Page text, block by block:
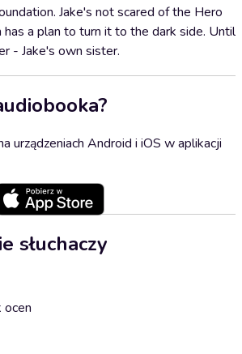
Jake's not scared of the Hero
has a plan to turn it to the dark side. Until
- Jake's own sister.
urządzeniach Android i iOS w aplikacji
słuchaczy
ocen